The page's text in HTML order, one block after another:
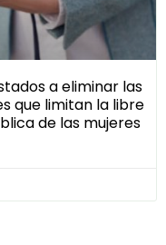
a eliminar las
que limitan la libre
de las mujeres